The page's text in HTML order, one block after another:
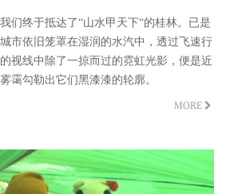
们终于抵达了“山水甲天下“的桂林。已是
市依旧笼罩在湿润的水汽中，透过飞速行
视线中除了一掠而过的霓虹光影，便是近
霭勾勒出它们黑漆漆的轮廓。
MORE